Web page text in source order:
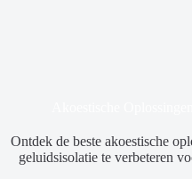
Ontdek de beste akoestische
geluidsisolatie te verbeteren